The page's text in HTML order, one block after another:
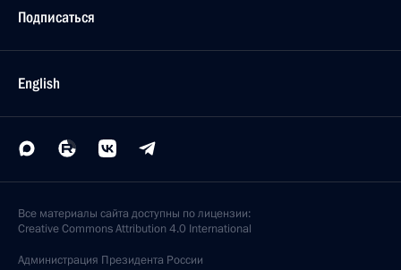
Подписаться
English
Все материалы сайта доступны по лицензии:
Creative Commons Attribution 4.0 International
Администрация Президента России